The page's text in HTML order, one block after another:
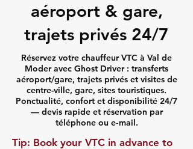
aéroport & gare,
trajets privés 24/7
Réservez votre chauffeur VTC à Val de
Moder avec Ghost Driver : transferts
aéroport/gare, trajets privés et visites de
centre-ville, gare, sites touristiques.
Ponctualité, confort et disponibilité 24/7
— devis rapide et réservation par
téléphone ou e‑mail.
​Tip: Book your VTC in advance to